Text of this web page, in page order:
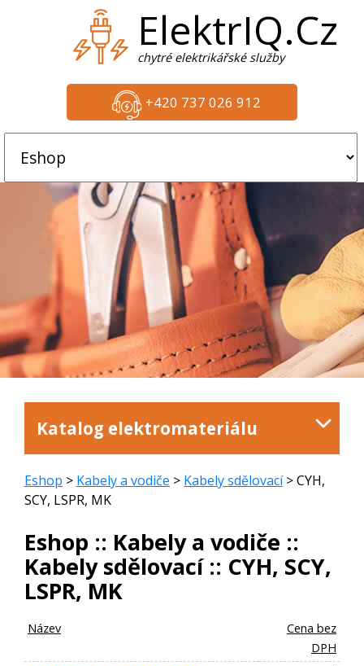
ElektrIQ.Cz
chytré elektrikářské služby
+420 737 026 912
Katalog elektromateriálu
Eshop > Kabely a vodiče > Kabely sdělovací> CYH,
SCY, LSPR, MK
Eshop :: Kabely a vodiče ::
Kabely sdělovací :: CYH, SCY,
LSPR, MK
Název
Cena bez
DPH